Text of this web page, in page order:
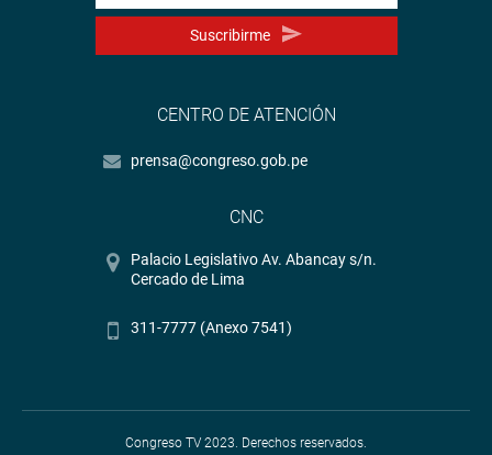
Suscribirme
CENTRO DE ATENCIÓN
prensa@congreso.gob.pe
CNC
Palacio Legislativo Av. Abancay s/n.
Cercado de Lima
311-7777 (Anexo 7541)
Congreso TV 2023. Derechos reservados.